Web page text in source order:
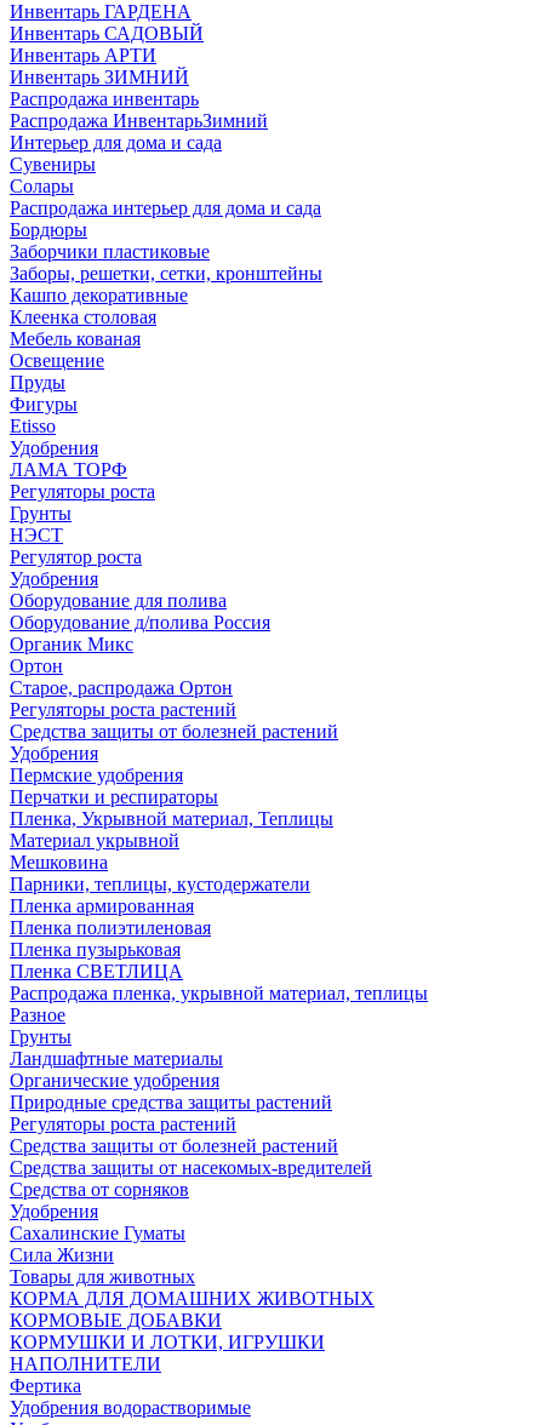
Инвентарь ГАРДЕНА
Инвентарь САДОВЫЙ
Инвентарь АРТИ
Инвентарь ЗИМНИЙ
Распродажа инвентарь
Распродажа ИнвентарьЗимний
Интерьер для дома и сада
Сувениры
Солары
Распродажа интерьер для дома и сада
Бордюры
Заборчики пластиковые
Заборы, решетки, сетки, кронштейны
Кашпо декоративные
Клеенка столовая
Мебель кованая
Освещение
Пруды
Фигуры
Etisso
Удобрения
ЛАМА ТОРФ
Регуляторы роста
Грунты
НЭСТ
Регулятор роста
Удобрения
Оборудование для полива
Оборудование д/полива Россия
Органик Микс
Ортон
Старое, распродажа Ортон
Регуляторы роста растений
Средства защиты от болезней растений
Удобрения
Пермские удобрения
Перчатки и респираторы
Пленка, Укрывной материал, Теплицы
Материал укрывной
Мешковина
Парники, теплицы, кустодержатели
Пленка армированная
Пленка полиэтиленовая
Пленка пузырьковая
Пленка СВЕТЛИЦА
Распродажа пленка, укрывной материал, теплицы
Разное
Грунты
Ландшафтные материалы
Органические удобрения
Природные средства защиты растений
Регуляторы роста растений
Средства защиты от болезней растений
Средства защиты от насекомых-вредителей
Средства от сорняков
Удобрения
Сахалинские Гуматы
Сила Жизни
Товары для животных
КОРМА ДЛЯ ДОМАШНИХ ЖИВОТНЫХ
КОРМОВЫЕ ДОБАВКИ
КОРМУШКИ И ЛОТКИ, ИГРУШКИ
НАПОЛНИТЕЛИ
Фертика
Удобрения водорастворимые